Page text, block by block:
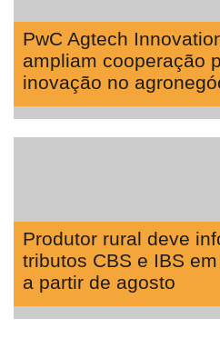
Empresarial
Tecnologia
para
Hídricos
Netrin
Néctar
Tecprime
Agro
PwC Agtech
ampliam cooperação
inovação no
Produtor rural deve
tributos CBS e IBS
a partir de agosto